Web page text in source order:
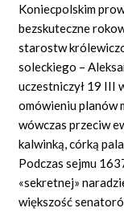
Koniecpolskim
bezskuteczne
starostw
soleckiego –
uczestniczył 19 III
omówieniu planów
wówczas przeciw
kalwinką, córką
Podczas sejmu
«sekretnej»
większość